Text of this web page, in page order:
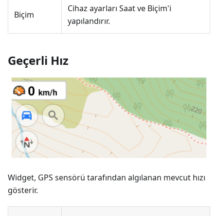
Biçim
Cihaz ayarları Saat ve Biçim'i
yapılandırır.
Geçerli Hız
Widget, GPS sensörü tarafından algılanan mevcut hızı
gösterir.